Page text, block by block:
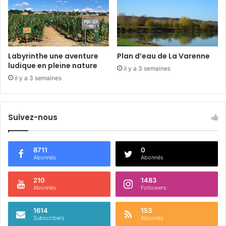
l
i
s
e
r
a
u
é
o
e
’
Labyrinthe une aventure
ludique en pleine nature
il y a 3 semaines
Plan d’eau de La Varenne
il y a 3 semaines
Suivez-nous
8711
Abonnés
0
Abonnés
210
Abonnés
1483
Followers
1614
Subscribers
153
Abonnés